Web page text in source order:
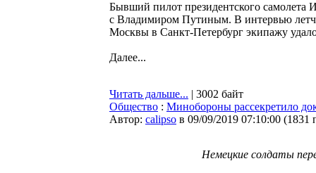
Бывший пилот президентского
с Владимиром Путиным. В интервью
Москвы в Санкт-Петербург экипажу
Далее...
Читать дальше... | 3002 байт
Общество : Минобороны рассекретило
Автор: calipso в 09/09/2019 07:10:00 (1831
Немецкие солдаты